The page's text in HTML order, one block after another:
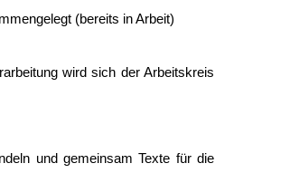
(bereits in Arbeit)
wird sich der Arbeitskreis
und gemeinsam Texte für die